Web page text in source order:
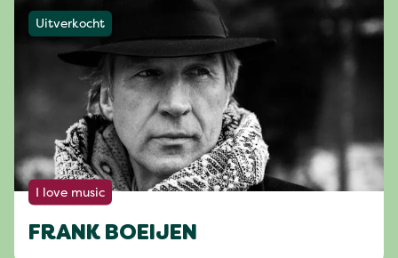
I love music
FRANK BOEIJEN
Uitverkocht